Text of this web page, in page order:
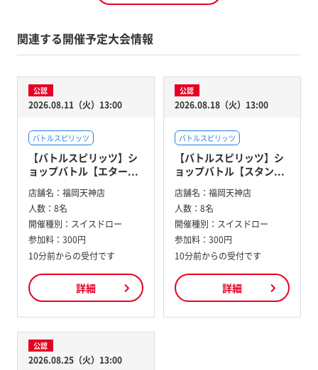
関連する開催予定大会情報
公認
2026.08.11（火）13:00
バトルスピリッツ
【バトルスピリッツ】シ
ョップバトル【エター...
店舗名： 福岡天神店
人数： 8名
開催種別： スイスドロー
参加料： 300円
10分前からの受付です
詳細
公認
2026.08.18（火）13:00
バトルスピリッツ
【バトルスピリッツ】シ
ョップバトル【スタン...
店舗名： 福岡天神店
人数： 8名
開催種別： スイスドロー
参加料： 300円
10分前からの受付です
詳細
公認
2026.08.25（火）13:00